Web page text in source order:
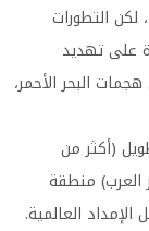
التطورات
على تهديد
البحر الأحمر،
(أكثر من
العرب) منطقة
العالمية.